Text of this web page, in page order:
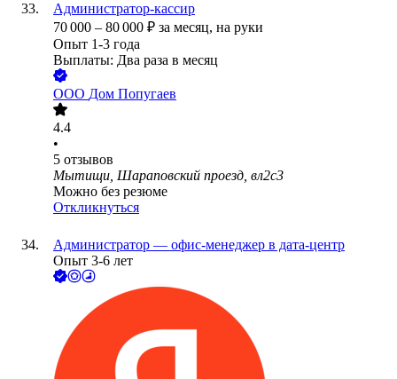
Администратор-кассир
70 000 – 80 000 ₽ за месяц, на руки
Опыт 1-3 года
Выплаты: Два раза в месяц
ООО Дом Попугаев
4.4
•
5 отзывов
Мытищи, Шараповский проезд, вл2с3
Можно без резюме
Откликнуться
Администратор — офис-менеджер в дата-центр
Опыт 3-6 лет